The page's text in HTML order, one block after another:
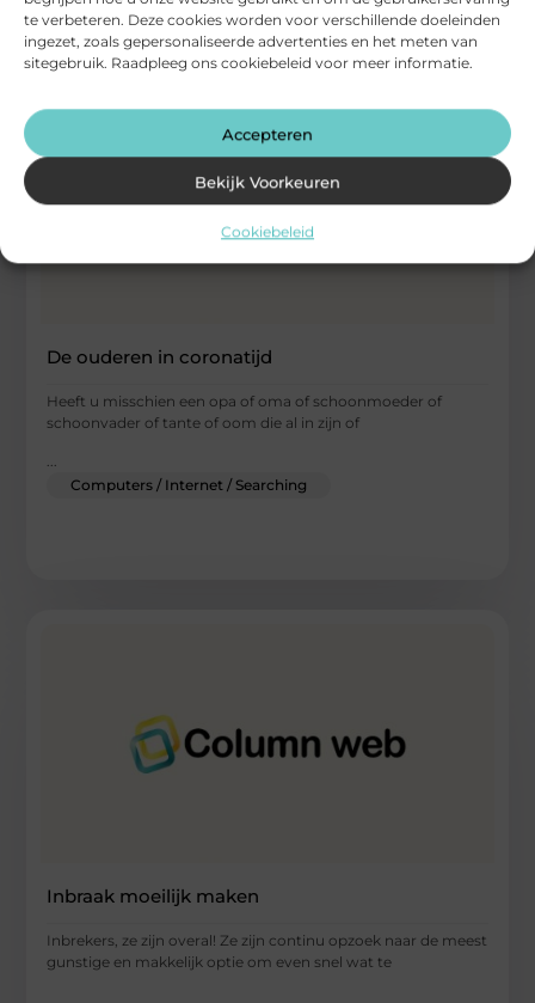
te verbeteren. Deze cookies worden voor verschillende doeleinden
ingezet, zoals gepersonaliseerde advertenties en het meten van
sitegebruik. Raadpleeg ons cookiebeleid voor meer informatie.
Accepteren
Bekijk Voorkeuren
Cookiebeleid
De ouderen in coronatijd
Heeft u misschien een opa of oma of schoonmoeder of
schoonvader of tante of oom die al in zijn of
...
Computers / Internet / Searching
Inbraak moeilijk maken
Inbrekers, ze zijn overal! Ze zijn continu opzoek naar de meest
gunstige en makkelijk optie om even snel wat te